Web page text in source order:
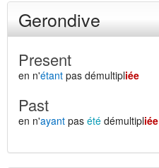
Gerondive
Present
en n'étant pas démultipliée
Past
en n'ayant pas été démultipliée